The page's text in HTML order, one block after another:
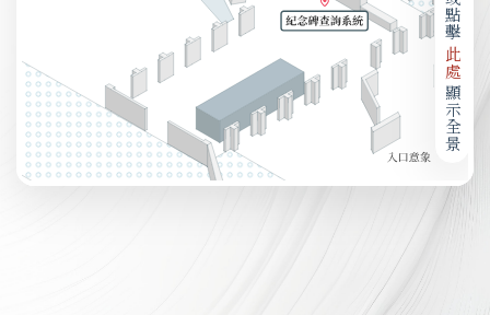
此處
顯示全景